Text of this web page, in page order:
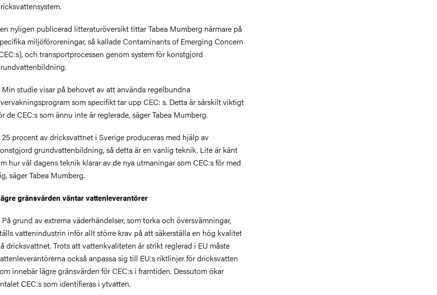
nyligen publicerad litteraturöversikt tittar Tabea Mumberg närmare på
miljöföroreningar, så kallade Contaminants of Emerging Concern
och transportprocessen genom system för konstgjord
Min studie visar på behovet av att använda regelbundna
som specifikt tar upp CEC: s. Detta är särskilt viktigt
de CEC:s som ännu inte är reglerade, säger Tabea Mumberg.
25 procent av dricksvattnet i Sverige produceras med hjälp av
grundvattenbildning, så detta är en vanlig teknik. Lite är känt
hur väl dagens teknik klarar av de nya utmaningar som CEC:s för med
säger Tabea Mumberg.
gränsvärden väntar vattenleverantörer
På grund av extrema väderhändelser, som torka och översvämningar,
vattenindustrin inför allt större krav på att säkerställa en hög kvalitet
dricksvattnet. Trots att vattenkvaliteten är strikt reglerad i EU måste
också anpassa sig till EU:s riktlinjer för dricksvatten
innebär lägre gränsvärden för CEC:s i framtiden. Dessutom ökar
CEC:s som identifieras i ytvatten.